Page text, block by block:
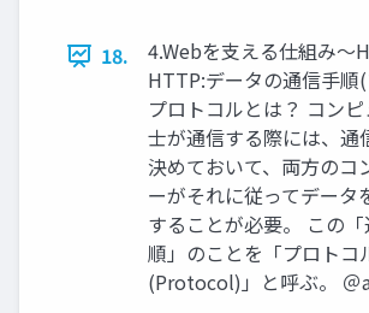
18.
4.Webを⽀える仕組み〜
HTTP:データの通信⼿順
プロトコルとは？ コン
⼠が通信する際には、通
決めておいて、両⽅のコ
ーがそれに従ってデータ
することが必要。 この
順」のことを「プロトコ
(Protocol)」と呼ぶ。